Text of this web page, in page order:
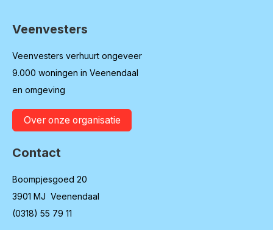
Contactinformatie
Veenvesters
Veenvesters verhuurt ongeveer
9.000 woningen in Veenendaal
en omgeving
Over onze organisatie
Contact
Boompjesgoed 20
3901 MJ Veenendaal
(0318) 55 79 11